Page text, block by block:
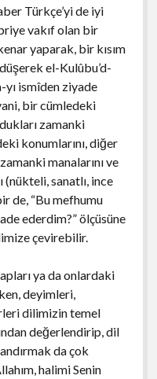
Türkçe’yi de iyi
vakıf olan bir
yaparak, bir kısım
el-Kulûbu’d-
yı ismîden ziyade
bir cümledeki
zamanki
konumlarını, diğer
manalarını ve
sanatlı, ince
de, “Bu mefhumu
ederdim?” ölçüsüne
çevirebilir.
ya da onlardaki
deyimleri,
dilimizin temel
değerlendirip, dil
da çok
halimi Senin